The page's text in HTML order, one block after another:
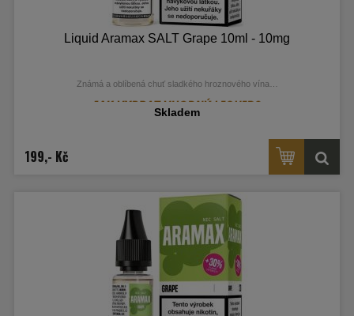
Liquid Aramax SALT Grape 10ml - 10mg
Známá a oblíbená chuť sladkého hroznového vína…
Skladem
199,- Kč